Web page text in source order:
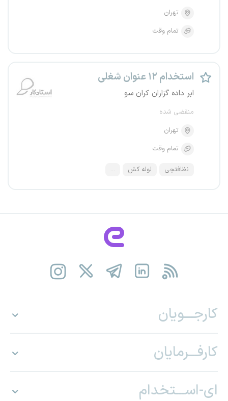
تهران
تمام وقت
استخدام ۱۲ عنوان شغلی
ابر داده گزاران کران سو
منقضی شده
تهران
تمام وقت
نظافتچی لوله کش ...
کارجـــویان
کارفـــرمایان
ای-اســـتخدام